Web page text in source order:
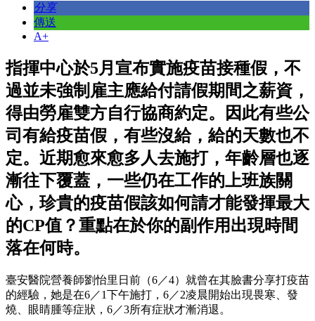
分享
傳送
A+
指揮中心於5月宣布實施疫苗接種假，不
過並未強制雇主應給付請假期間之薪資，
得由勞雇雙方自行協商約定。因此有些公
司有給疫苗假，有些沒給，給的天數也不
定。近期愈來愈多人去施打，年齡層也逐
漸往下覆蓋，一些仍在工作的上班族關
心，珍貴的疫苗假該如何請才能發揮最大
的CP值？重點在於你的副作用出現時間
落在何時。
臺安醫院營養師劉怡里日前（6／4）就曾在其臉書分享打疫苗
的經驗，她是在6／1下午施打，6／2凌晨開始出現畏寒、發
燒、眼睛腫等症狀，6／3所有症狀才漸消退。